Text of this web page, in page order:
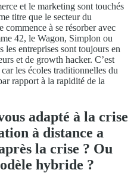
et le marketing sont touchés
titre que le secteur du
commence à se résorber avec
42, le Wagon, Simplon ou
entreprises sont toujours en
et de growth hacker. C’est
les écoles traditionnelles du
rapport à la rapidité de la
adapté à la crise
à distance a
la crise ? Ou
hybride ?